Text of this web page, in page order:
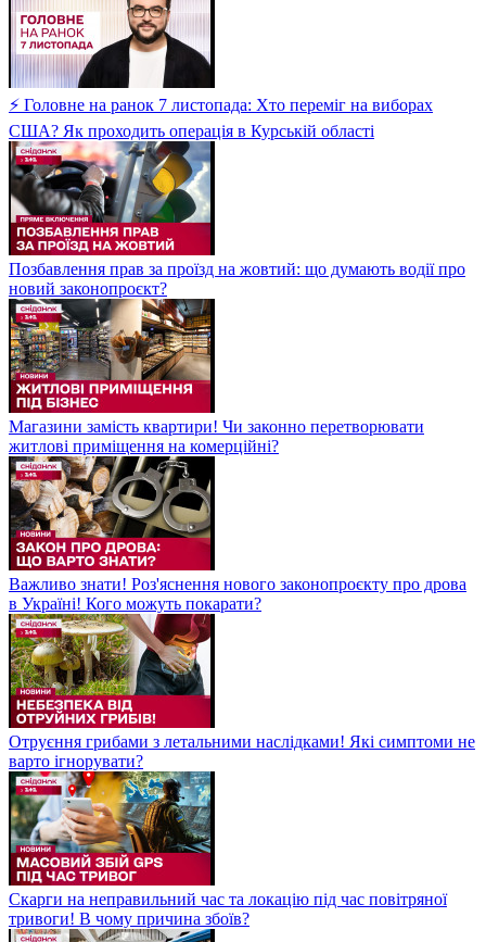
⚡ Головне на ранок 7 листопада: Хто переміг на виборах
США? Як проходить операція в Курській області
Позбавлення прав за проїзд на жовтий: що думають водії про
новий законопроєкт?
Магазини замість квартири! Чи законно перетворювати
житлові приміщення на комерційні?
Важливо знати! Роз'яснення нового законопроєкту про дрова
в Україні! Кого можуть покарати?
Отруєння грибами з летальними наслідками! Які симптоми не
варто ігнорувати?
Скарги на неправильний час та локацію під час повітряної
тривоги! В чому причина збоїв?